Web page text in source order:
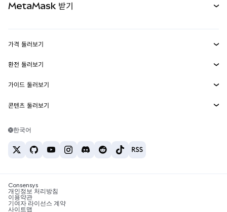
실물자산
MetaMask Connect
Snaps
웹3 서비스
MetaMask 받기
보안
고객 지원
채용
가격 둘러보기
이더리움 가격
솔라나 가격
테더 가격
환전 둘러보기
ETH를 USD로 환전
USDT를 INR로 환전
BTC를 INR로 환전
ETH를 USDT로 환전
가이드 둘러보기
ETH 매수
USDT 매수
SHIB 매수
BNB 매수
콘텐츠 둘러보기
솔라나 지갑
암호화폐 세금 뉴스
암호화폐 매수 방법
한국어
Consensys
개인정보 처리방침
이용약관
기여자 라이선스 계약
사이트맵